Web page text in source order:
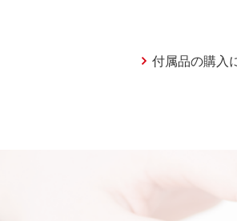
付属品の購入